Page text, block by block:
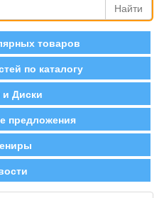
Найти
товаров
по каталогу
Диски
предложения